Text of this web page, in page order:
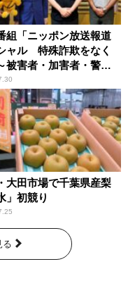
組「ニッポン放送報道
ャル 特殊詐欺をなく
被害者・加害者・警視
るトクリュウの実態
送
大田市場で千葉県産梨
」初競り
る